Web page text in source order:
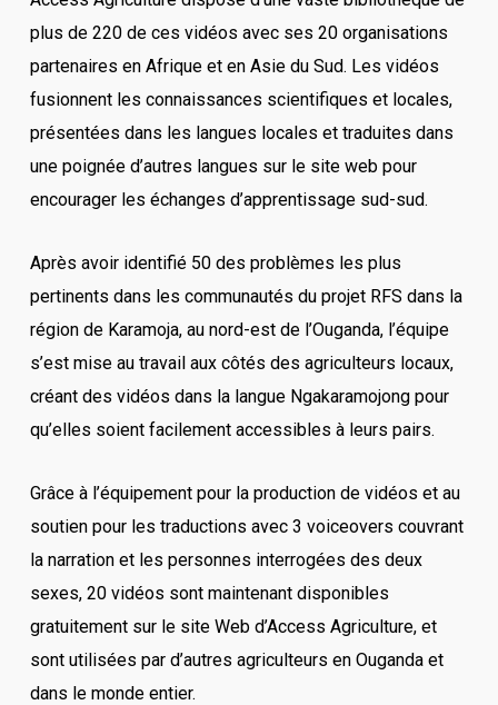
plus de 220 de ces vidéos avec ses 20 organisations
partenaires en Afrique et en Asie du Sud. Les vidéos
fusionnent les connaissances scientifiques et locales,
présentées dans les langues locales et traduites dans
une poignée d’autres langues sur le site web pour
encourager les échanges d’apprentissage sud-sud.
Après avoir identifié 50 des problèmes les plus
pertinents dans les communautés du projet RFS dans la
région de Karamoja, au nord-est de l’Ouganda, l’équipe
s’est mise au travail aux côtés des agriculteurs locaux,
créant des vidéos dans la langue Ngakaramojong pour
qu’elles soient facilement accessibles à leurs pairs.
Grâce à l’équipement pour la production de vidéos et au
soutien pour les traductions avec 3 voiceovers couvrant
la narration et les personnes interrogées des deux
sexes, 20 vidéos sont maintenant disponibles
gratuitement sur le site Web d’Access Agriculture, et
sont utilisées par d’autres agriculteurs en Ouganda et
dans le monde entier.